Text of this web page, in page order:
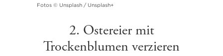
Fotos © Unsplash / Unsplash+
2. Ostereier mit
Trockenblumen verzieren